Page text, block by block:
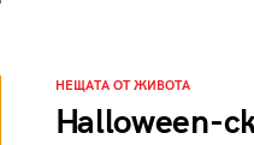
НЕЩАТА ОТ ЖИВОТА
Halloween-